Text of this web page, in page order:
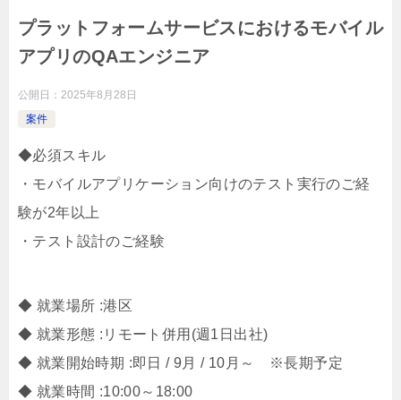
プラットフォームサービスにおけるモバイル
アプリのQAエンジニア
公開日： 2025年8月28日
案件
◆必須スキル
・モバイルアプリケーション向けのテスト実行のご経
験が2年以上
・テスト設計のご経験
◆ 就業場所 :港区
◆ 就業形態 :リモート併用(週1日出社)
◆ 就業開始時期 :即日 / 9月 / 10月～ ※長期予定
◆ 就業時間 :10:00～18:00